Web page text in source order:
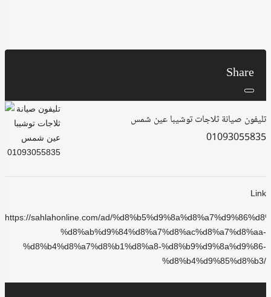
Share
تليفون صيانة ثلاجات توشيبا عين شمس
01093055835
Link
https://sahlahonline.com/ad/
%d8%ab%d9%84%d8%a7%d8%ac%d8%a7%d8%aa-
%d8%b4%d8%a7%d8%b1%d8%a8-%d8%b9%d9%8a%d9%86-
%d8%b4%d9%85%d8%b3/